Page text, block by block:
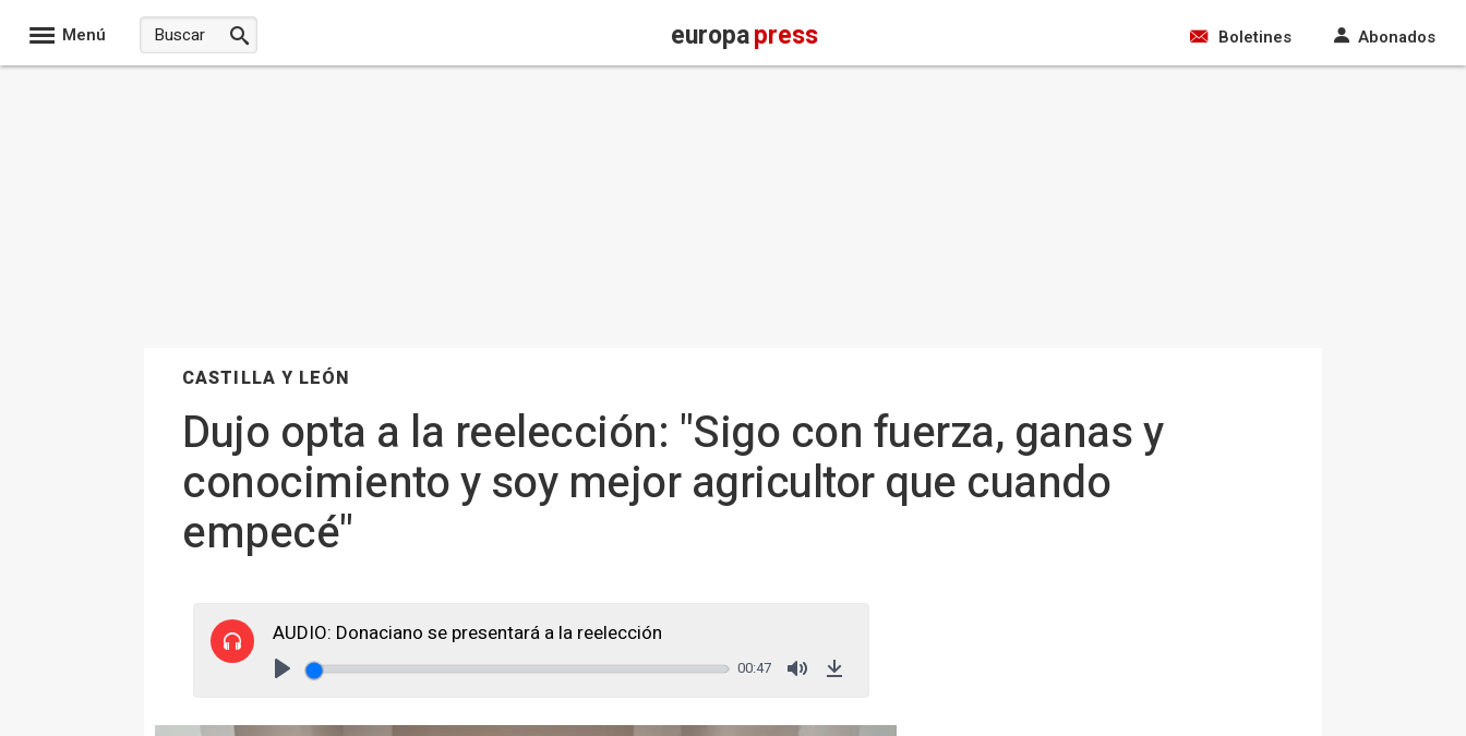
Menú europapress Boletines Abonados
CASTILLA Y LEÓN
Dujo opta a la reelección: "Sigo con fuerza, ganas y
conocimiento y soy mejor agricultor que cuando
empecé"
AUDIO: Donaciano se presentará a la reelección
00:47